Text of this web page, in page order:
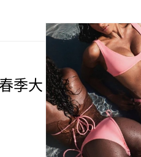
季大